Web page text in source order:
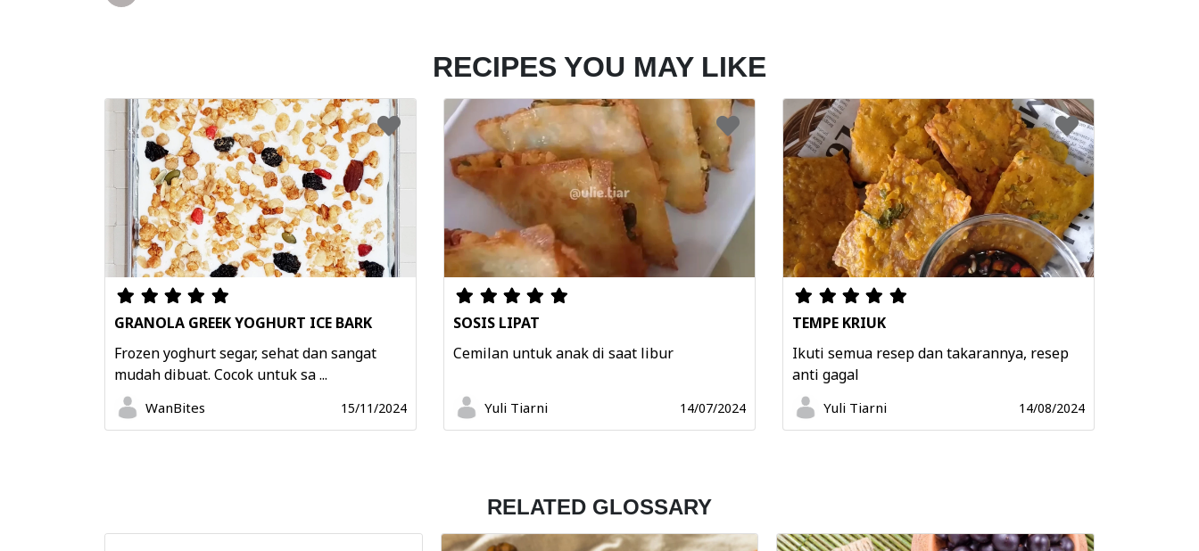
RECIPES YOU MAY LIKE
GRANOLA GREEK YOGHURT ICE BARK
Frozen yoghurt segar, sehat dan sangat
mudah dibuat. Cocok untuk sa ...
WanBites 15/11/2024
SOSIS LIPAT
Cemilan untuk anak di saat libur
Yuli Tiarni 14/07/2024
TEMPE KRIUK
Ikuti semua resep dan takarannya, resep
anti gagal
Yuli Tiarni 14/08/2024
RELATED GLOSSARY